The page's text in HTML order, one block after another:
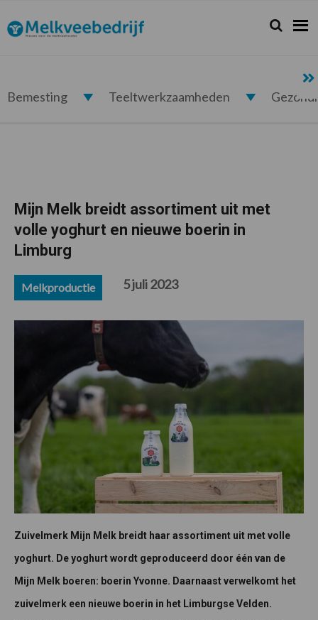
de
hoofdnavigatie
de
hoofd
de
eerste
de
voettekst
Melkveebedrijf.nl Zoeken...
Zoek
Bemesting Teeltwerkzaamheden
Mijn Melk breidt assortiment uit met
volle yoghurt en nieuwe boerin in
Limburg
Melkproductie 5 juli 2023
Zuivelmerk Mijn Melk breidt haar assortiment uit met volle
yoghurt. De yoghurt wordt geproduceerd door één van de
Mijn Melk boeren: boerin Yvonne. Daarnaast verwelkomt het
zuivelmerk een nieuwe boerin in het Limburgse Velden.